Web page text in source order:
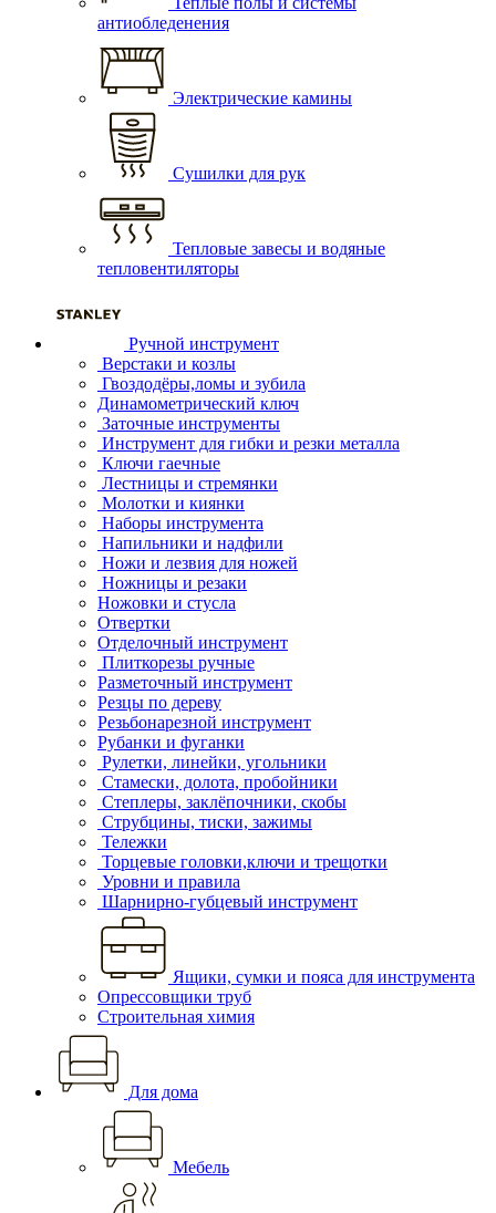
антиобледенения
Электрические камины
Сушилки для рук
Тепловые завесы и водяные
тепловентиляторы
Ручной инструмент
Верстаки и козлы
Гвоздодёры,ломы и зубила
Динамометрический ключ
Заточные инструменты
Инструмент для гибки и резки металла
Ключи гаечные
Лестницы и стремянки
Молотки и киянки
Наборы инструмента
Напильники и надфили
Ножи и лезвия для ножей
Ножницы и резаки
Ножовки и стусла
Отвертки
Отделочный инструмент
Плиткорезы ручные
Разметочный инструмент
Резцы по дереву
Резьбонарезной инструмент
Рубанки и фуганки
Рулетки, линейки, угольники
Стамески, долота, пробойники
Степлеры, заклёпочники, скобы
Струбцины, тиски, зажимы
Тележки
Торцевые головки,ключи и трещотки
Уровни и правила
Шарнирно-губцевый инструмент
Ящики, сумки и пояса для инструмента
Опрессовщики труб
Строительная химия
Для дома
Мебель